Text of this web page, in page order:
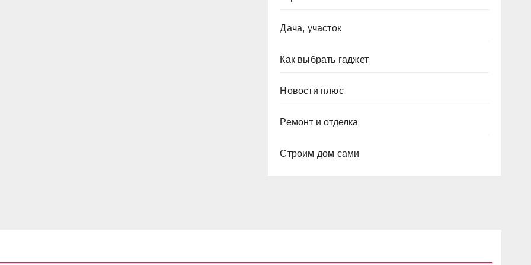
Дача, участок
Как выбрать гаджет
Новости плюс
Ремонт и отделка
Строим дом сами